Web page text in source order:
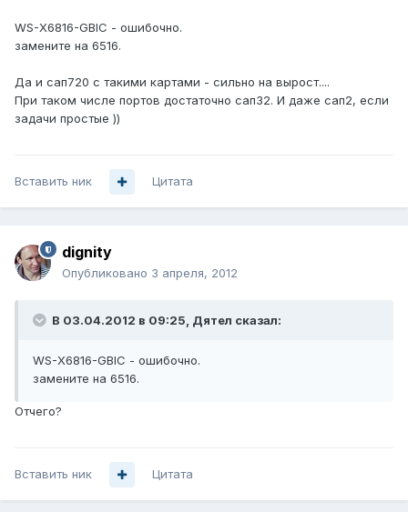
WS-X6816-GBIC - ошибочно.
замените на 6516.
Да и сап720 с такими картами - сильно на вырост....
При таком числе портов достаточно сап32. И даже сап2, если
задачи простые ))
Вставить ник Цитата
dignity
Опубликовано 3 апреля, 2012
В 03.04.2012 в 09:25, Дятел сказал:
WS-X6816-GBIC - ошибочно.
замените на 6516.
Отчего?
Вставить ник Цитата